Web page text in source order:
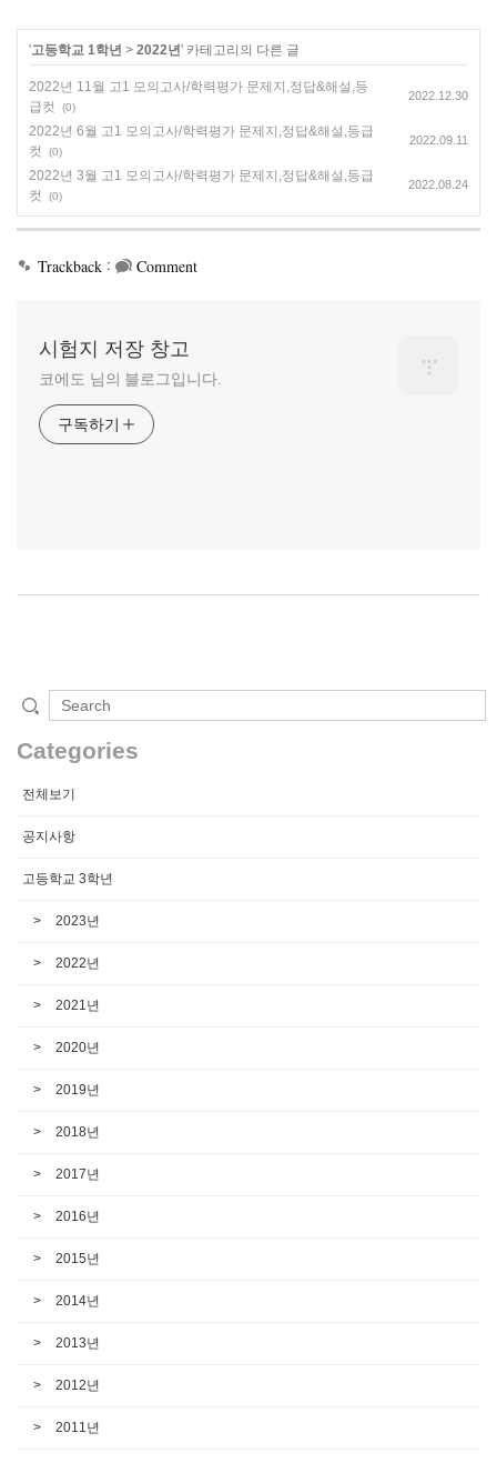
'고등학교 1학년 > 2022년' 카테고리의 다른 글
2022년 11월 고1 모의고사/학력평가 문제지,정답&해설,등
급컷
(0)
2022.12.30
2022년 6월 고1 모의고사/학력평가 문제지,정답&해설,등급
컷
(0)
2022.09.11
2022년 3월 고1 모의고사/학력평가 문제지,정답&해설,등급
컷
(0)
2022.08.24
Trackback : Comment
시험지 저장 창고
코에도 님의 블로그입니다.
구독하기
Categories
전체보기
공지사항
고등학교 3학년
2023년
2022년
2021년
2020년
2019년
2018년
2017년
2016년
2015년
2014년
2013년
2012년
2011년